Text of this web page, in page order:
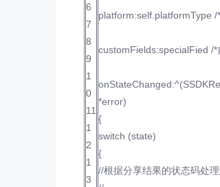
6
7
8
9
1
0
11
1
2
1
3
platform:self.platformType /
customFields:specialFied /
*error)
{
switch (state)
{
//根据分享结果的状态码处